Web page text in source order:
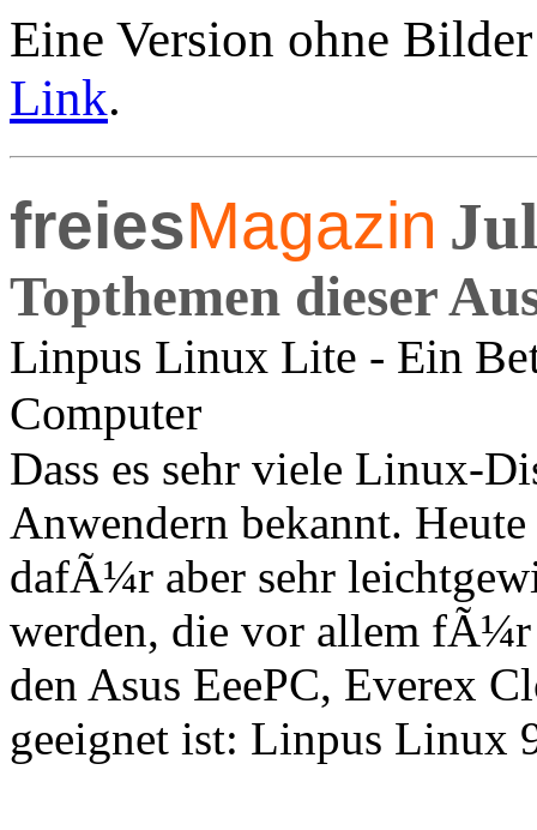
Eine Version ohne
Link.
freiesMagazin
Topthemen dieser
Linpus Linux Lite - Ein
Computer
Dass es sehr viele Linux-
Anwendern bekannt.
dafÃ¼r aber sehr
werden, die vor allem
den Asus EeePC, Everex
geeignet ist: Linpus Linux